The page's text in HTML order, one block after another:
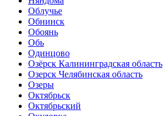
Облучье
Обнинск
Обоянь
Обь
Одинцово
Озёрск Калининградская область
Озерск Челябинская область
Озеры
Октябрьск
Октябрьский